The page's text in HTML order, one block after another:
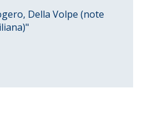
Della Volpe (note